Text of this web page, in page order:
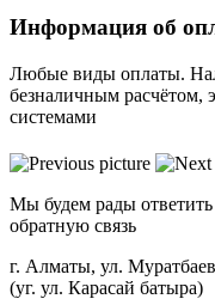
Информация об
Любые виды оплаты.
безналичным
системами
Мы будем рады
обратную связь
г. Алматы, ул.
(уг. ул. Карасай батыра)